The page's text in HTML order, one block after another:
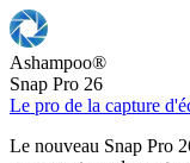
Ashampoo®
Snap Pro 26
Le pro de la capture
Le nouveau Snap Pro